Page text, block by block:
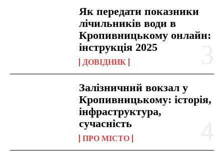
Як передати показники
лічильників води в
Кропивницькому онлайн:
інструкція 2025
ДОВІДНИК
Залізничний вокзал у
Кропивницькому: історія,
інфраструктура,
сучасність
ПРО МІСТО